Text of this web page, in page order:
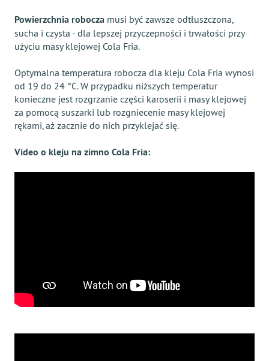
Powierzchnia robocza musi być zawsze odtłuszczona,
sucha i czysta - dla lepszej przyczepności i trwałości przy
użyciu masy klejowej Cola Fria.
Optymalna temperatura robocza dla kleju Cola Fria wynosi
od 19 do 24 °C. W przypadku niższych temperatur
konieczne jest rozgrzanie części karoserii i masy klejowej
za pomocą suszarki lub rozgniecenie masy klejowej
rękami, aż zacznie do nich przyklejać się.
Video o kleju na zimno Cola Fria: